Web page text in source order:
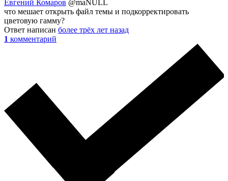
Евгений Комаров @maNULL
что мешает открыть файл темы и подкорректировать
цветовую гамму?
Ответ написан более трёх лет назад
1 комментарий